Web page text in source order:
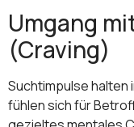
Umgang
(Craving)
Suchtimpulse halten
fühlen sich für